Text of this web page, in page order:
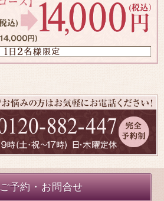
ご予約・お問合せ